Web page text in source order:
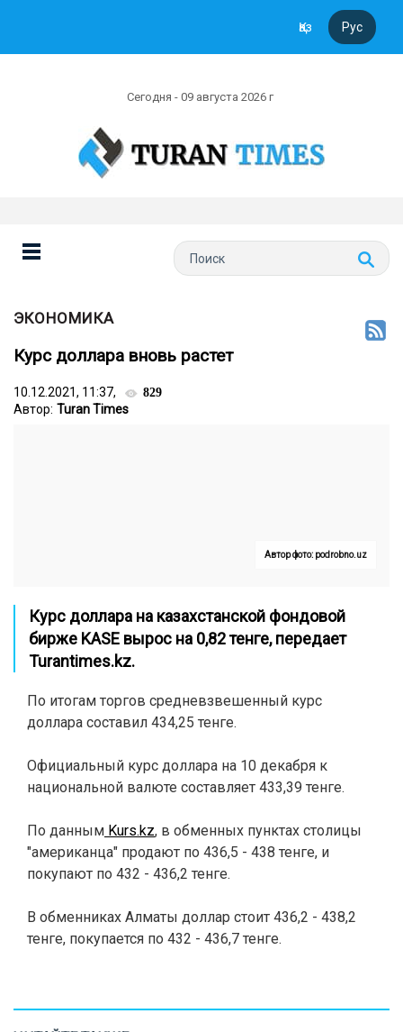
Қаз Рус
Сегодня - 09 августа 2026 г
ЭКОНОМИКА
Курс доллара вновь растет
10.12.2021, 11:37, 829
Автор: Turan Times
Автор фото: podrobno.uz
Курс доллара на казахстанской фондовой
бирже KASE вырос на 0,82 тенге, передает
Turantimes.kz.
По итогам торгов средневзвешенный курс
доллара составил 434,25 тенге.
Официальный курс доллара на 10 декабря к
национальной валюте составляет 433,39 тенге.
По данным Kurs.kz, в обменных пунктах столицы
"американца" продают по 436,5 - 438 тенге, и
покупают по 432 - 436,2 тенге.
В обменниках Алматы доллар стоит 436,2 - 438,2
тенге, покупается по 432 - 436,7 тенге.